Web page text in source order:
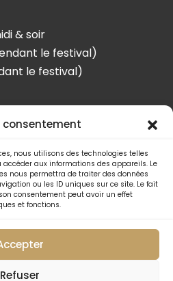
consentement
nous utilisons des technologies telles
aux informations des appareils. Le
nous permettra de traiter des données
ou les ID uniques sur ce site. Le fait
consentement peut avoir un effet
et fonctions.
Refuser
& soir
le festival)
le festival)